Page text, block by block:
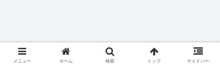
メニュー ホーム 検索 トップ サイドバー